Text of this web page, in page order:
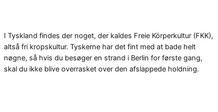
I Tyskland findes der noget, der kaldes Freie Körperkultur (FKK),
altså fri kropskultur. Tyskerne har det fint med at bade helt
nøgne, så hvis du besøger en strand i Berlin for første gang,
skal du ikke blive overrasket over den afslappede holdning.